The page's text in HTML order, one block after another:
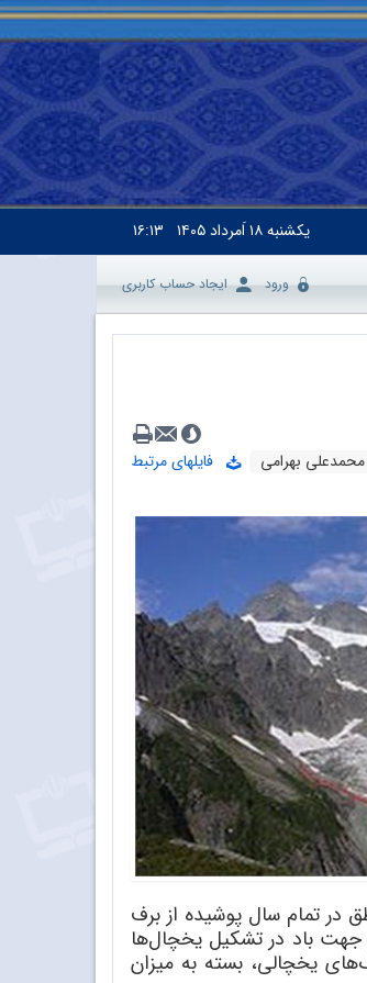
یکشنبه۱۸ اَمرداد ۱۴۰۵ ۱۶:۱۳
ورود ایجاد حساب کاربری
محمدعلی بهرامی
فایلهای مرتبط
در تمام سال پوشیده از برف
باد در تشکیل یخچال‌ها
یخچالی، بسته به میزان